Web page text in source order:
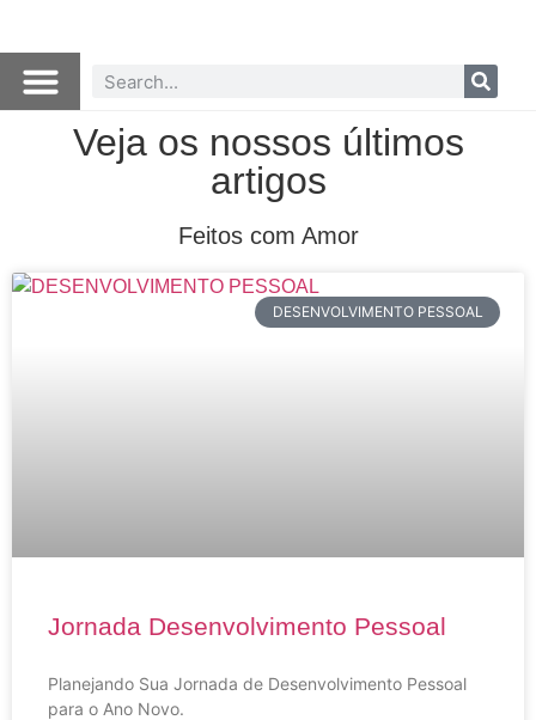
Veja os nossos últimos
artigos
Feitos com Amor
DESENVOLVIMENTO PESSOAL
Jornada Desenvolvimento Pessoal
Planejando Sua Jornada de Desenvolvimento Pessoal
para o Ano Novo.